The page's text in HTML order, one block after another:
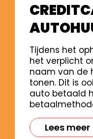
Tijdens het
het verplicht
naam van de
tonen. Dit is
auto betaald
Lees meer